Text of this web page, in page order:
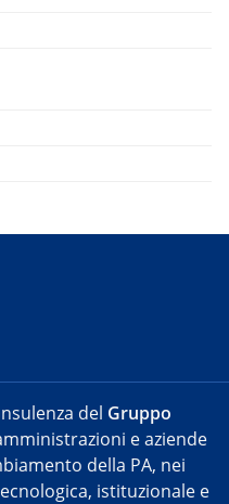
del Gruppo
e aziende
della PA, nei
istituzionale e